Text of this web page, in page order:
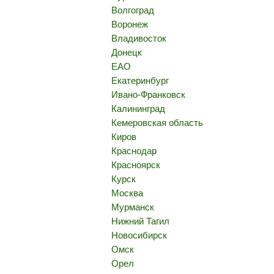
Волгоград
Воронеж
Владивосток
Донецк
ЕАО
Екатеринбург
Ивано-Франковск
Калининград
Кемеровская область
Киров
Краснодар
Красноярск
Курск
Москва
Мурманск
Нижний Тагил
Новосибирск
Омск
Орел